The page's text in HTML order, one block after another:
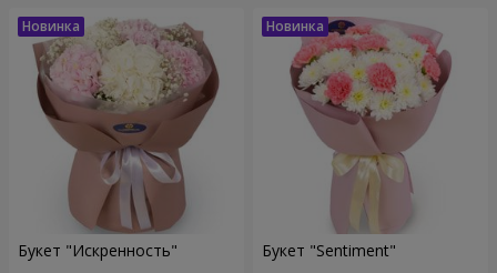
Букет "Искренность" Букет "Sentiment"